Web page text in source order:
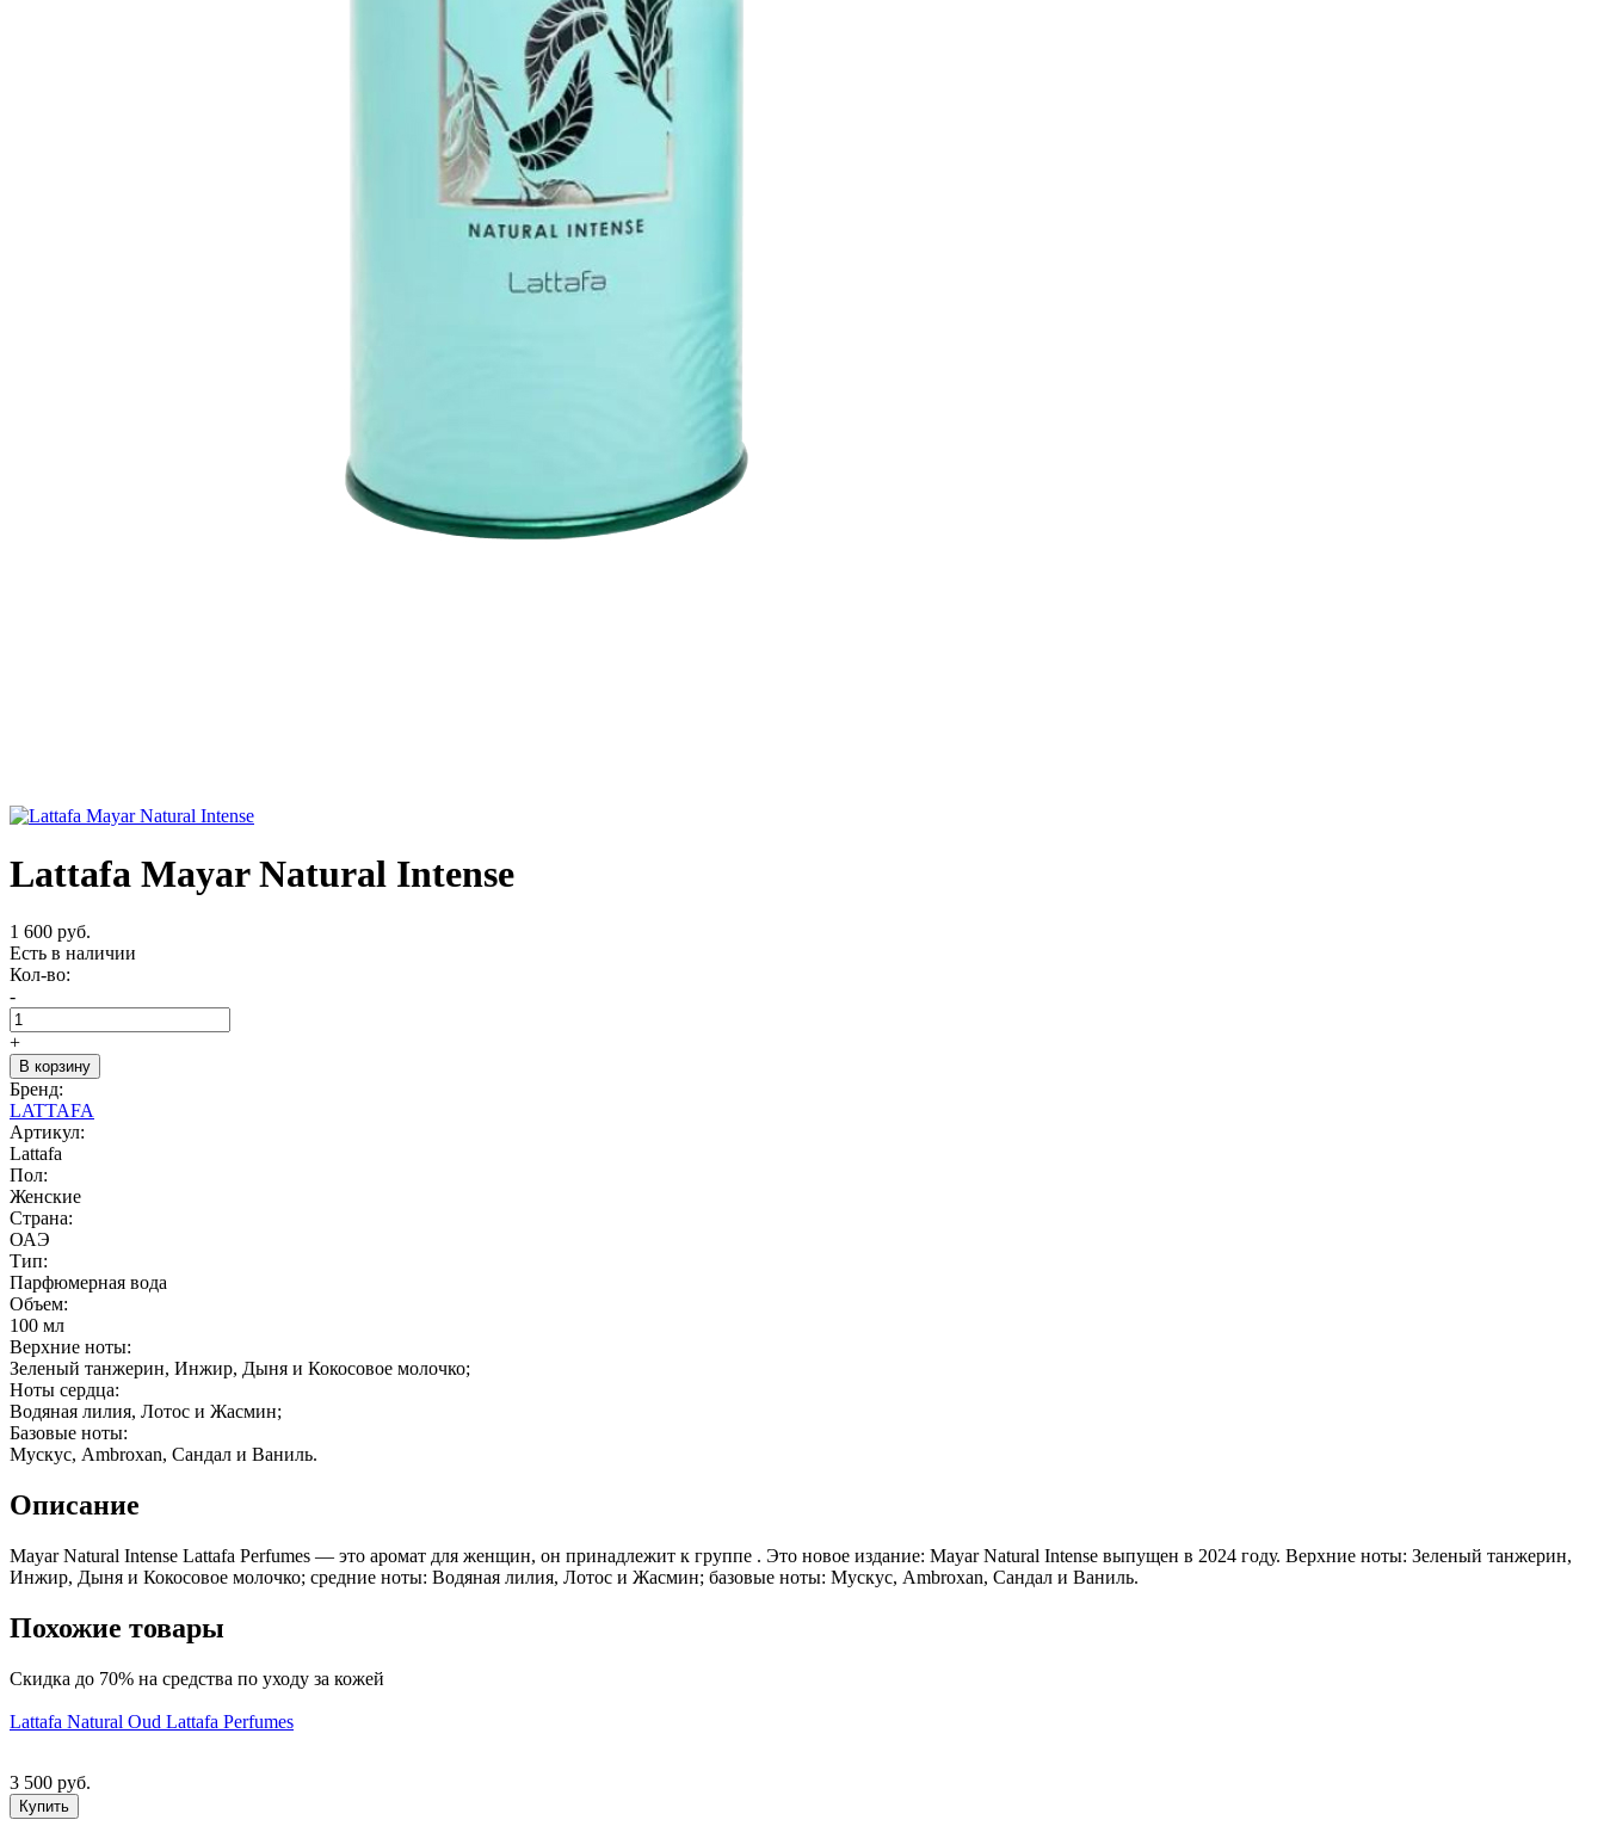
Lattafa Mayar Natural Intense
1 600 руб.
Есть в наличии
Кол-во:
-
+
В корзину
Бренд:
LATTAFA
Артикул:
Lattafa
Пол:
Женские
Страна:
ОАЭ
Тип:
Парфюмерная вода
Объем:
100 мл
Верхние ноты:
Зеленый танжерин, Инжир, Дыня и Кокосовое молочко;
Ноты сердца:
Водяная лилия, Лотос и Жасмин;
Базовые ноты:
Мускус, Ambroxan, Сандал и Ваниль.
Описание
Mayar Natural Intense Lattafa Perfumes — это аромат для женщин, он принадлежит к группе . Это новое издание: Mayar Natural Intense выпущен в 2024 году. Верхние ноты: Зеленый танжерин,
Инжир, Дыня и Кокосовое молочко; средние ноты: Водяная лилия, Лотос и Жасмин; базовые ноты: Мускус, Ambroxan, Сандал и Ваниль.
Похожие товары
Скидка до 70% на средства по уходу за кожей
Lattafa Natural Oud Lattafa Perfumes
3 500 руб.
Купить